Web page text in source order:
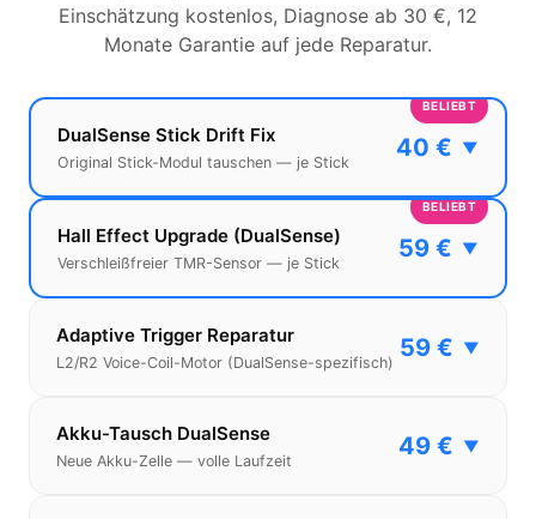
Einschätzung kostenlos, Diagnose ab 30 €, 12
Monate Garantie auf jede Reparatur.
BELIEBT
DualSense Stick Drift Fix
Original Stick-Modul tauschen — je Stick
40 € ▼
BELIEBT
Hall Effect Upgrade (DualSense)
Verschleißfreier TMR-Sensor — je Stick
59 € ▼
Adaptive Trigger Reparatur
L2/R2 Voice-Coil-Motor (DualSense-spezifisch)
59 € ▼
Akku-Tausch DualSense
Neue Akku-Zelle — volle Laufzeit
49 € ▼